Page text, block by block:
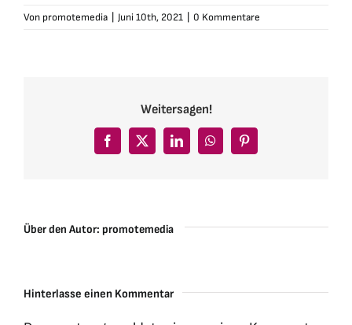
Von promotemedia Juni 10th, 2021 0 Kommentare
Weitersagen!
Facebook
X LinkedInWhatsAppPinterest
Über den Autor: promotemedia
Hinterlasse einen Kommentar